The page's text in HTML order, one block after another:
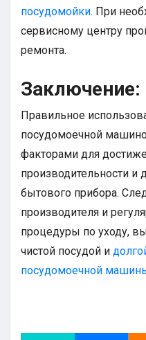
посудомойки. При
сервисному центру
ремонта.
Заключение:
Правильное
посудомоечной
факторами для
производительности и
бытового прибора.
производителя и
процедуры по уходу,
чистой посудой и
посудомоечной